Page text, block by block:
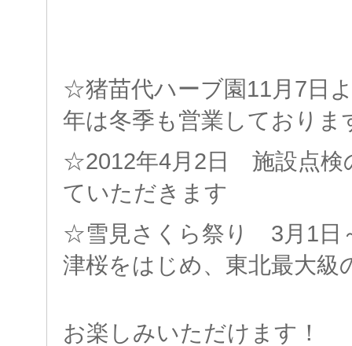
☆猪苗代ハーブ園11月7日
年は冬季も営業しておりま
☆2012年4月2日 施設点検
ていただきます
☆雪見さくら祭り 3月1日
津桜をはじめ、東北最大級
お楽しみいただけます！